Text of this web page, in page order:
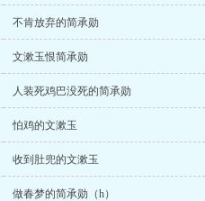
不肯放弃的简承勋
文漱玉恨简承勋
人装死鸡巴没死的简承勋
怕鸡的文漱玉
收到肚兜的文漱玉
做春梦的简承勋（h）